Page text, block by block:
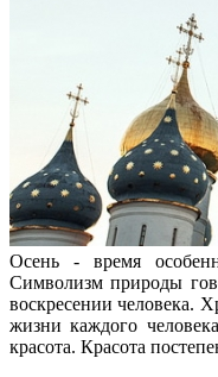
Осень - время
Символизм природы
воскресении человека.
жизни каждого
красота. Красота